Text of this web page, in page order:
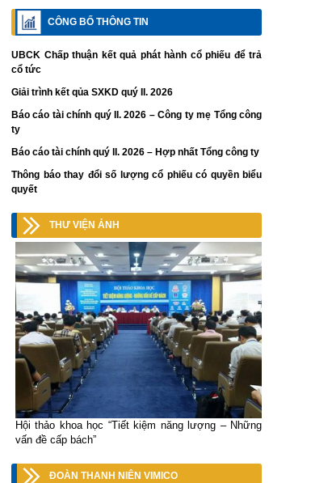
CÔNG BỐ THÔNG TIN
UBCK Chấp thuận kết quả phát hành cổ phiếu để trả
cổ tức
Giải trình kết qủa SXKD quý II. 2026
Báo cáo tài chính quý II. 2026 – Công ty mẹ Tổng công
ty
Báo cáo tài chính quý II. 2026 – Hợp nhất Tổng công ty
Thông báo thay đổi số lượng cổ phiếu có quyền biểu
quyết
THƯ VIỆN ẢNH
Hội thảo khoa học “Tiết kiệm năng lượng – Những
vấn đề cấp bách”
ĐOÀN THANH NIÊN VIMICO